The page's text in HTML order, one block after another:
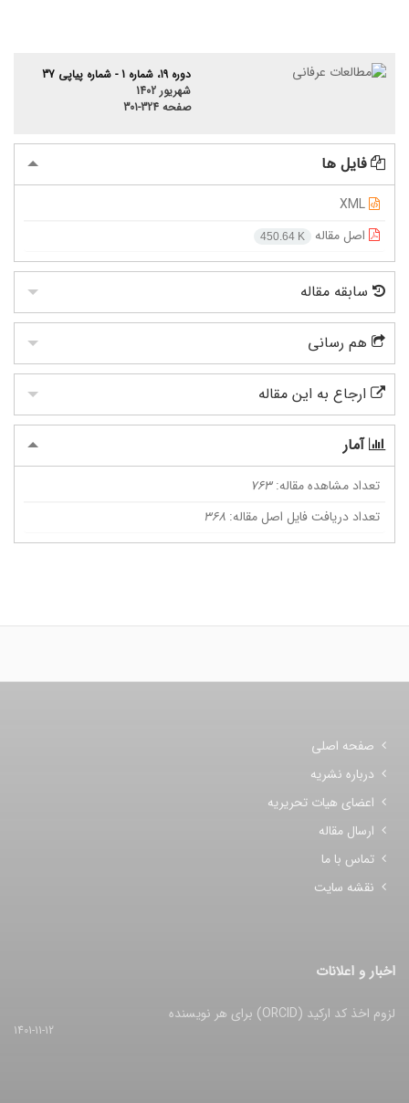
دوره 19، شماره 1 - شماره پیاپی 37
شهریور 1402
صفحه 301-324
فایل ها
اصل مقاله
450.64 K
سابقه مقاله
هم رسانی
ارجاع به این مقاله
آمار
تعداد مشاهده مقاله:763
تعداد دریافت فایل اصل مقاله: 368
صفحه اصلی
درباره نشریه
اعضای هیات تحریریه
ارسال مقاله
تماس با ما
نقشه سایت
اخبار و اعلانات
لزوم اخذ کد ارکید (ORCID) برای هر نویسنده
1401-11-12